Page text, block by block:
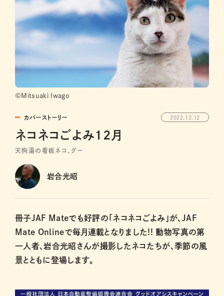
©Mitsuaki Iwago
カバーストーリー 2022.12.12
ネコネコごよみ12月
天狗湯の看板ネコ、グー
岩合光昭
冊子JAF Mateでも好評の「ネコネコごよみ」が、JAF
Mate Onlineで毎月連載となりました!! 動物写真の第
一人者、岩合光昭さんが撮影したネコたちが、季節の風
景とともに登場します。